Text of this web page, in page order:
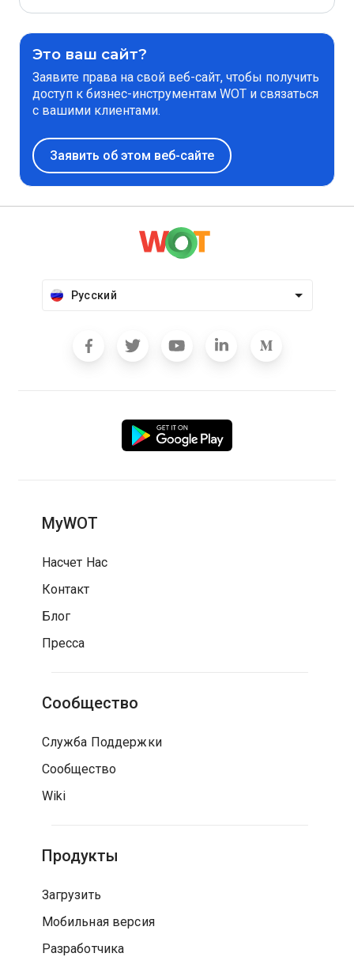
Это ваш сайт?
Заявите права на свой веб-сайт, чтобы получить
доступ к бизнес-инструментам WOT и связаться
с вашими клиентами.
Заявить об этом веб-сайте
Русский
MyWOT
Насчет Нас
Контакт
Блог
Пресса
Сообщество
Служба Поддержки
Сообщество
Wiki
Продукты
Загрузить
Мобильная версия
Разработчика